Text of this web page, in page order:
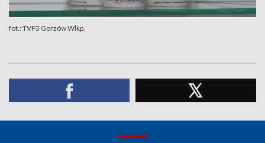
fot.: TVP3 Gorzów Wlkp.